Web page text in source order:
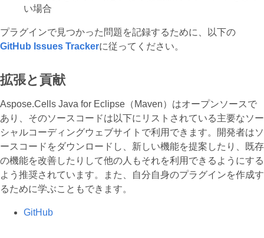
い場合
プラグインで見つかった問題を記録するために、以下の
GitHub Issues Trackerに従ってください。
拡張と貢献
Aspose.Cells Java for Eclipse（Maven）はオープンソースで
あり、そのソースコードは以下にリストされている主要なソー
シャルコーディングウェブサイトで利用できます。開発者はソ
ースコードをダウンロードし、新しい機能を提案したり、既存
の機能を改善したりして他の人もそれを利用できるようにする
よう推奨されています。また、自分自身のプラグインを作成す
るために学ぶこともできます。
GitHub